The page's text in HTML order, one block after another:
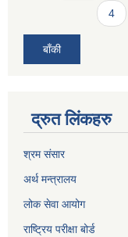
4
बाँकी
द्रुत लिंकहरु
श्रम संसार
अर्थ मन्त्रालय
लोक सेवा आयोग
राष्ट्रिय परीक्षा बोर्ड